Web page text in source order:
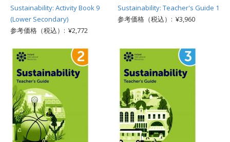
Sustainability: Activity Book 9
(Lower Secondary)
参考価格（税込）: ¥2,772
Sustainability: Teacher's Guide 1
参考価格（税込）: ¥3,960